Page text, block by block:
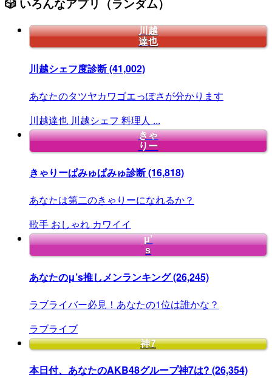
川越
達也
川越シェフ度診断(41,002)
あなたのタツヤカワゴエっぽさが分かります
川越達也 川越シェフ 料理人 ...
きゃ
りー
きゃりーぱみゅぱみゅ診断(16,818)
あなたは第二のきゃりーになれるか？
歌手 おしゃれ カワイイ
μ’
s
あなたのμ’s推しメンランキング(26,245)
ラブライバー必見！あなたの1位は誰かな？
ラブライブ
神7
本日付、あなたのAKB48グループ神7は? (26,354)